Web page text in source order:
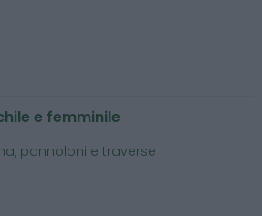
e femminile
pannoloni e traverse